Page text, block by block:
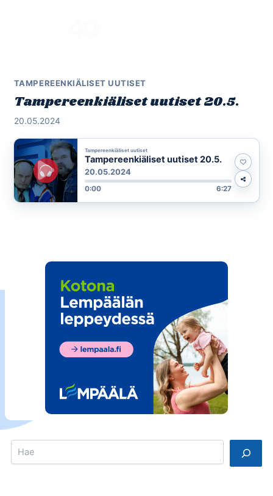
TAMPEREENKIÄLISET UUTISET
Tampereenkiäliset uutiset 20.5.
20.05.2024
Tampereenkiäliset uutiset
Tampereenkiäliset uutiset 20.5.
20.05.2024
0:00 6:27
Search